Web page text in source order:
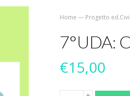
Home — Progetto
7°UDA:
€15,00